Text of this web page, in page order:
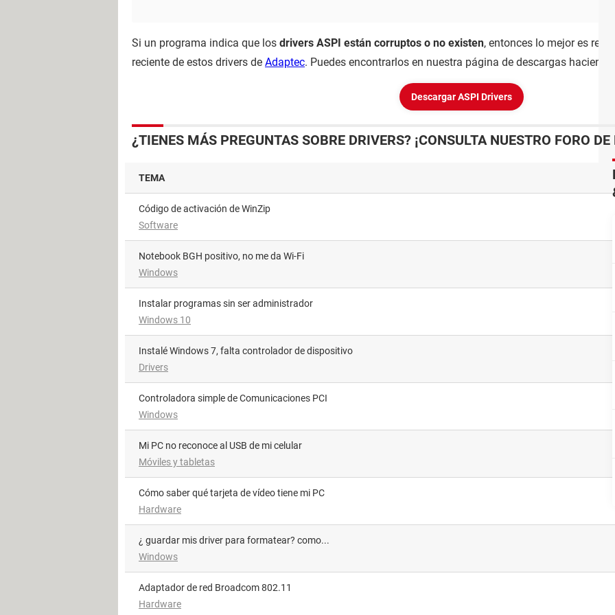
Si un programa indica que los drivers ASPI están corruptos o no existen, entonces lo mejor es
reciente de estos drivers de Adaptec. Puedes encontrarlos en nuestra página de descargas
Descargar ASPI Drivers
¿TIENES MÁS PREGUNTAS SOBRE DRIVERS? ¡CONSULTA NUESTRO FORO
TEMA
Código de activación de WinZip
Software
Notebook BGH positivo, no me da Wi-Fi
Windows
Instalar programas sin ser administrador
Windows 10
Instalé Windows 7, falta controlador de dispositivo
Drivers
Controladora simple de Comunicaciones PCI
Windows
Mi PC no reconoce al USB de mi celular
Móviles y tabletas
Cómo saber qué tarjeta de vídeo tiene mi PC
Hardware
¿ guardar mis driver para formatear? como...
Windows
Adaptador de red Broadcom 802.11
Hardware